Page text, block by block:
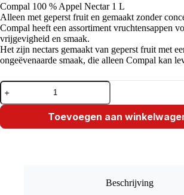
Compal 100 % Appel Nectar 1 L
Alleen met geperst fruit en gemaakt zonder
Compal heeft een assortiment vruchtensappen
vrijgevigheid en smaak.
Het zijn nectars gemaakt van geperst fruit met
ongeëvenaarde smaak, die alleen Compal kan
Compal
100
%
Nectar
Toevoegen aan
Beschrijving